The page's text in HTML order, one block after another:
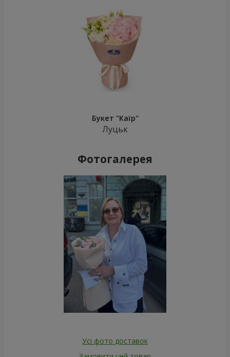
Букет "Каїр"
Луцьк
Фотогалерея
Усі фото доставок